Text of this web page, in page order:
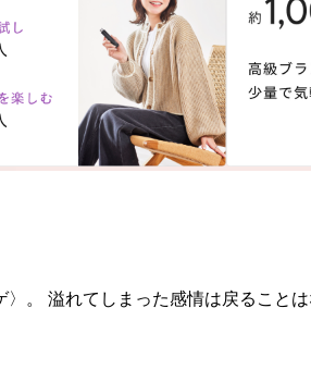
。 溢れてしまった感情は戻ること